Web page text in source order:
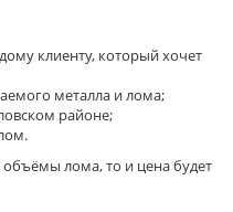
клиенту, который хочет
металла и лома;
районе;
лома, то и цена будет